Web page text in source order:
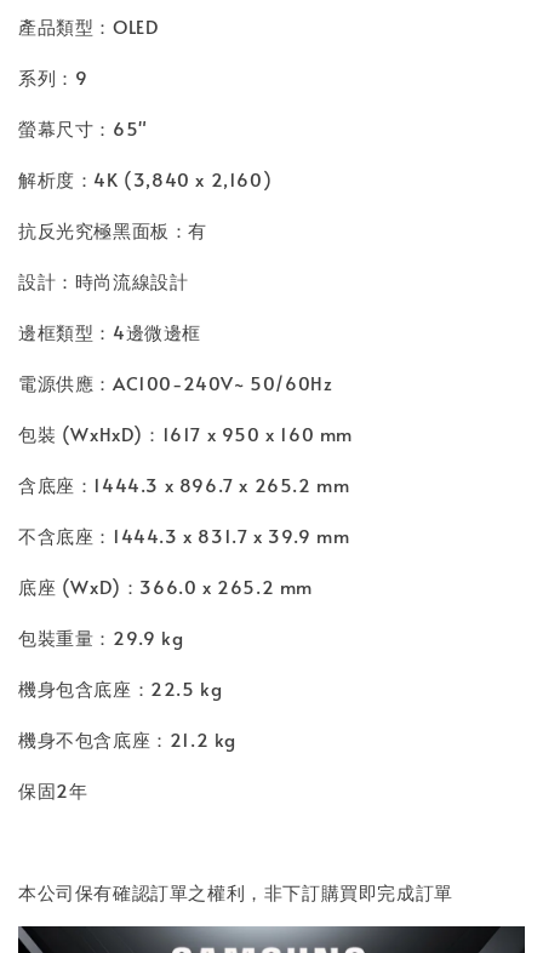
產品類型：OLED
系列：9
螢幕尺寸：65"
解析度：4K (3,840 x 2,160)
抗反光究極黑面板：有
設計：時尚流線設計
邊框類型：4邊微邊框
電源供應：AC100-240V~ 50/60Hz
包裝 (WxHxD)：1617 x 950 x 160 mm
含底座：1444.3 x 896.7 x 265.2 mm
不含底座：1444.3 x 831.7 x 39.9 mm
底座 (WxD)：366.0 x 265.2 mm
包裝重量：29.9 kg
機身包含底座：22.5 kg
機身不包含底座：21.2 kg
保固2年
本公司保有確認訂單之權利，非下訂購買即完成訂單